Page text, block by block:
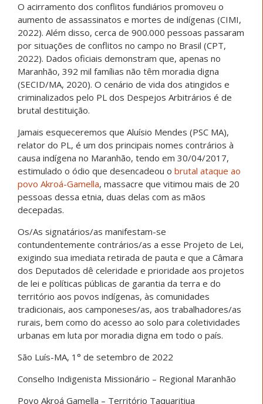
O acirramento dos conflitos fundiários promoveu o
aumento de assassinatos e mortes de indígenas (CIMI,
2022). Além disso, cerca de 900.000 pessoas passaram
por situações de conflitos no campo no Brasil (CPT,
2022). Dados oficiais demonstram que, apenas no
Maranhão, 392 mil famílias não têm moradia digna
(SECID/MA, 2020). O cenário de vida dos atingidos e
criminalizados pelo PL dos Despejos Arbitrários é de
brutal destituição.
Jamais esqueceremos que Aluísio Mendes (PSC MA),
relator do PL, é um dos principais nomes contrários à
causa indígena no Maranhão, tendo em 30/04/2017,
estimulado o ódio que desencadeou o brutal ataque ao
povo Akroá-Gamella, massacre que vitimou mais de 20
pessoas dessa etnia, duas delas com as mãos
decepadas.
Os/As signatários/as manifestam-se
contundentemente contrários/as a esse Projeto de Lei,
exigindo sua imediata retirada de pauta e que a Câmara
dos Deputados dê celeridade e prioridade aos projetos
de lei e políticas públicas de garantia da terra e do
território aos povos indígenas, às comunidades
tradicionais, aos camponeses/as, aos trabalhadores/as
rurais, bem como do acesso ao solo para coletividades
urbanas em luta por moradia digna em todo o país.
São Luís-MA, 1° de setembro de 2022
Conselho Indigenista Missionário – Regional Maranhão
Povo Akroá Gamella – Território Taquaritiua